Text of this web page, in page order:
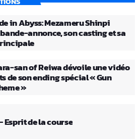
in Abyss: Mezameru Shinpi
annonce, son casting et sa
san of Reiwa dévoile une vidéo
de son ending spécial « Gun
»
Esprit de la course